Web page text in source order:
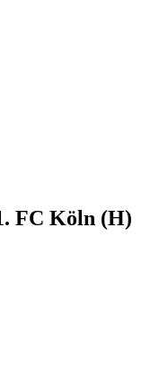
FC Köln (H)